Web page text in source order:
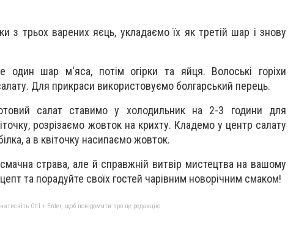
з трьох варених яєць, укладаємо їх як третій шар і знову
один шар м'яса, потім огірки та яйця. Волоські горіхи
Для прикраси використовуємо болгарський перець.
салат ставимо у холодильник на 2-3 години для
розрізаємо жовток на крихту. Кладемо у центр салату
а в квіточку насипаємо жовток.
страва, але й справжній витвір мистецтва на вашому
та порадуйте своїх гостей чарівним новорічним смаком!
Ctrl + Enter, щоб повідомити про це редакцію